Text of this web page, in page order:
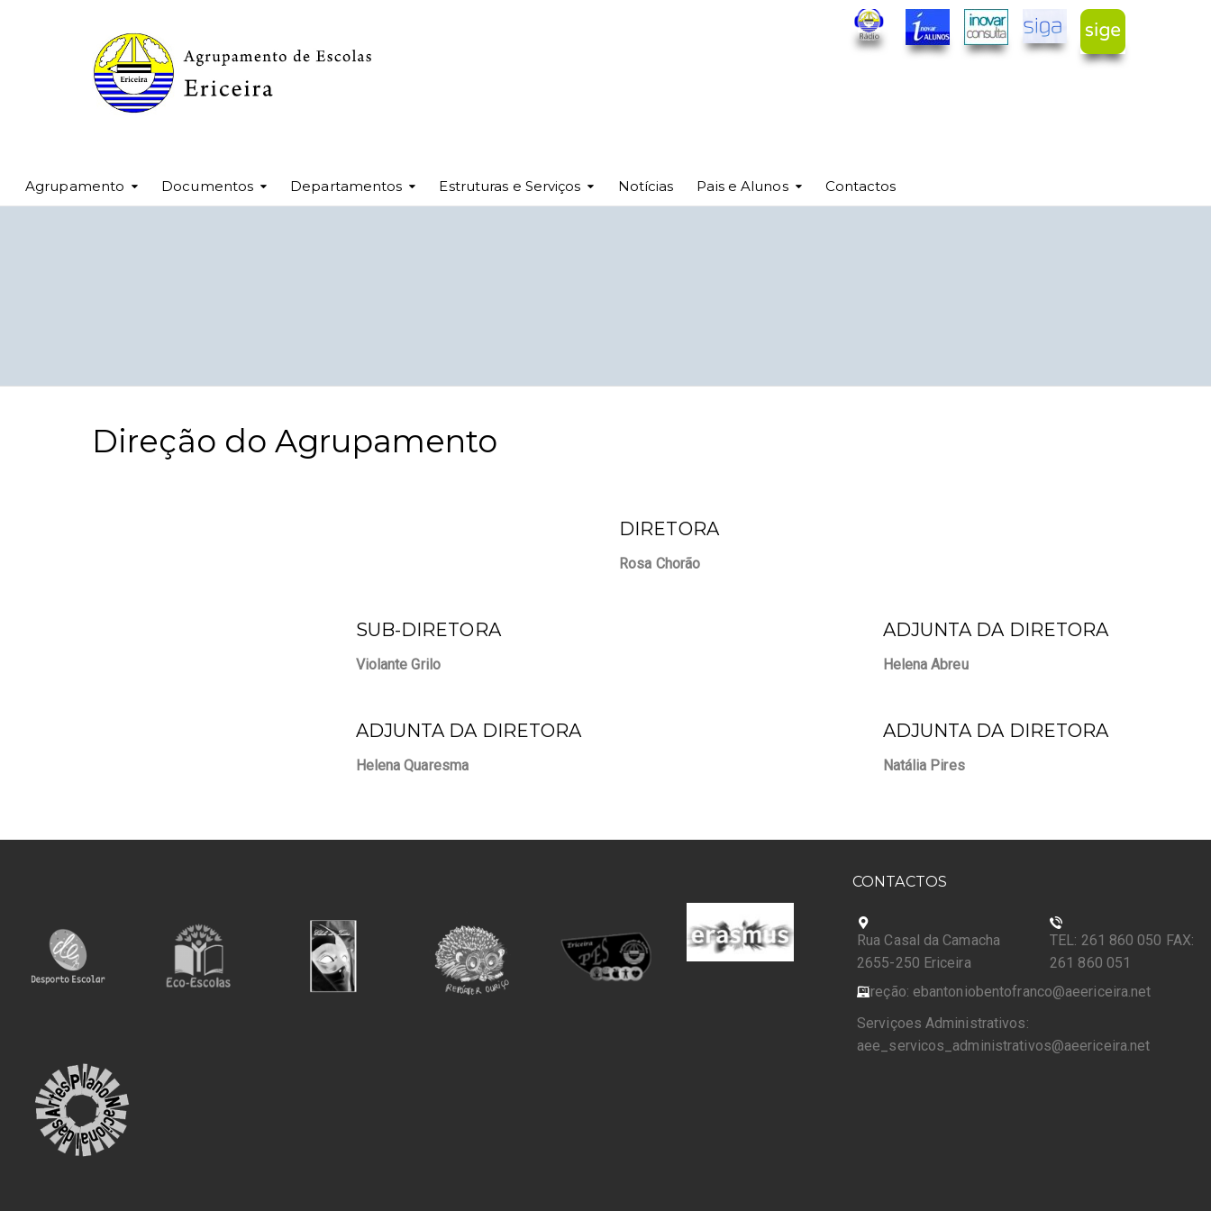
Agrupamento Documentos Departamentos Estruturas e Serviços Notícias Pais e Alunos Contactos
Direção do Agrupamento
DIRETORA
Rosa Chorão
SUB-DIRETORA
Violante Grilo
ADJUNTA DA DIRETORA
Helena Abreu
ADJUNTA DA DIRETORA
Helena Quaresma
ADJUNTA DA DIRETORA
Natália Pires
CONTACTOS
Rua Casal da Camacha
2655-250 Ericeira
TEL: 261 860 050 FAX:
261 860 051
Direção: ebantoniobentofranco@aeericeira.net
Serviçoes Administrativos:
aee_servicos_administrativos@aeericeira.net